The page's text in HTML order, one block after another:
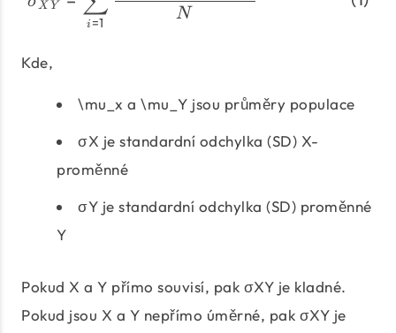
X Y
i=1
N
Kde,
\mu_x a \mu_Y jsou průměry populace
σX je standardní odchylka (SD) X-
proměnné
σY je standardní odchylka (SD) proměnné
Y
Pokud X a Y přímo souvisí, pak σXY je kladné.
Pokud jsou X a Y nepřímo úměrné, pak σXY je